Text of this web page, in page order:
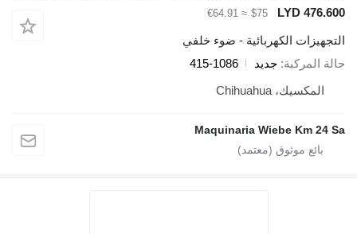
LYD 476.600
$75
≈ €64.91
التجهيزات الكهربائية - ضوء خلفي
حالة المركبة جديد
415-1086
المكسيك، Chihuahua
Maquinaria Wiebe Km 24 Sa